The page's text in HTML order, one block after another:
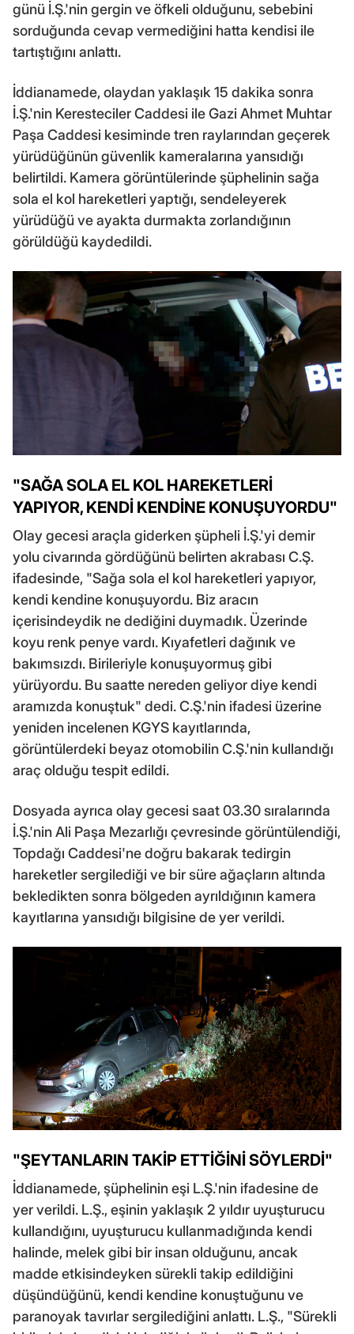
günü İ.Ş.'nin gergin ve öfkeli olduğunu, sebebini
sorduğunda cevap vermediğini hatta kendisi ile
tartıştığını anlattı.
İddianamede, olaydan yaklaşık 15 dakika sonra
İ.Ş.'nin Keresteciler Caddesi ile Gazi Ahmet Muhtar
Paşa Caddesi kesiminde tren raylarından geçerek
yürüdüğünün güvenlik kameralarına yansıdığı
belirtildi. Kamera görüntülerinde şüphelinin sağa
sola el kol hareketleri yaptığı, sendeleyerek
yürüdüğü ve ayakta durmakta zorlandığının
görüldüğü kaydedildi.
"SAĞA SOLA EL KOL HAREKETLERİ
YAPIYOR, KENDİ KENDİNE KONUŞUYORDU"
Olay gecesi araçla giderken şüpheli İ.Ş.'yi demir
yolu civarında gördüğünü belirten akrabası C.Ş.
ifadesinde, "Sağa sola el kol hareketleri yapıyor,
kendi kendine konuşuyordu. Biz aracın
içerisindeydik ne dediğini duymadık. Üzerinde
koyu renk penye vardı. Kıyafetleri dağınık ve
bakımsızdı. Birileriyle konuşuyormuş gibi
yürüyordu. Bu saatte nereden geliyor diye kendi
aramızda konuştuk" dedi. C.Ş.'nin ifadesi üzerine
yeniden incelenen KGYS kayıtlarında,
görüntülerdeki beyaz otomobilin C.Ş.'nin kullandığı
araç olduğu tespit edildi.
Dosyada ayrıca olay gecesi saat 03.30 sıralarında
İ.Ş.'nin Ali Paşa Mezarlığı çevresinde görüntülendiği,
Topdağı Caddesi'ne doğru bakarak tedirgin
hareketler sergilediği ve bir süre ağaçların altında
bekledikten sonra bölgeden ayrıldığının kamera
kayıtlarına yansıdığı bilgisine de yer verildi.
"ŞEYTANLARIN TAKİP ETTİĞİNİ SÖYLERDİ"
İddianamede, şüphelinin eşi L.Ş.'nin ifadesine de
yer verildi. L.Ş., eşinin yaklaşık 2 yıldır uyuşturucu
kullandığını, uyuşturucu kullanmadığında kendi
halinde, melek gibi bir insan olduğunu, ancak
madde etkisindeyken sürekli takip edildiğini
düşündüğünü, kendi kendine konuştuğunu ve
paranoyak tavırlar sergilediğini anlattı. L.Ş., "Sürekli